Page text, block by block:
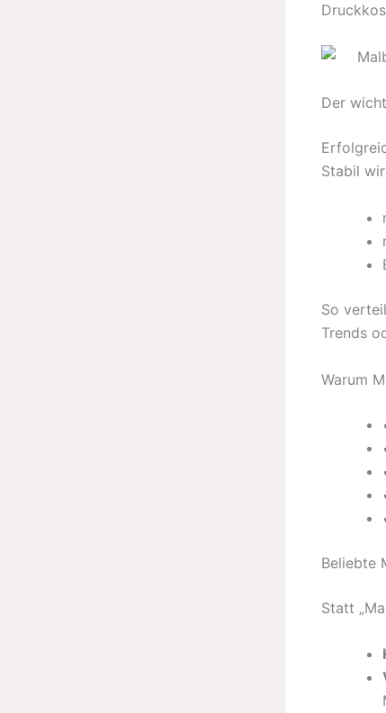
Der
Stabil
So
Trends
Warum
Beliebte
Statt